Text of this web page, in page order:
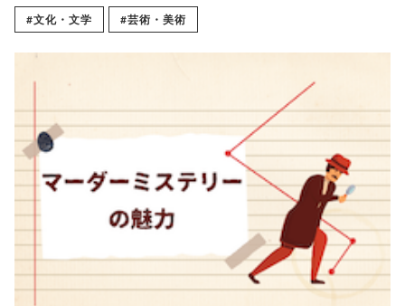
#文化・文学 #芸術・美術